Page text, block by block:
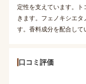
定性を支えています。
きます。フェノキシエ
す。香料成分を配合して
口コミ評価